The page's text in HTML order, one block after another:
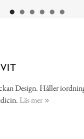
Design. Håller
Läs mer